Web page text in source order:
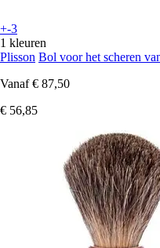
+-3
1 kleuren
Plisson Bol voor het scheren
Vanaf € 87,50
€ 56,85